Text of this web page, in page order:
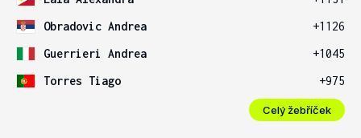
Obradovic Andrea
+1126
Guerrieri Andrea
+1045
Torres Tiago
+975
Celý žebříček